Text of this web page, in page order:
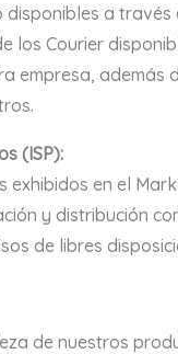
disponibles a
los Courier
empresa, además
(ISP):
exhibidos en el
y distribución
de libres
de nuestros